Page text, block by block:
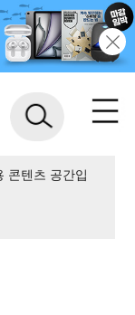
콘텐츠 공간입